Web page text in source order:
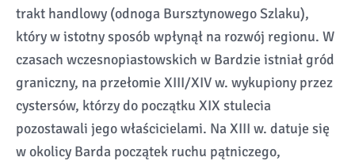
trakt handlowy (odnoga Bursztynowego Szlaku),
który w istotny sposób wpłynął na rozwój regionu. W
czasach wczesnopiastowskich w Bardzie istniał gród
graniczny, na przełomie XIII/XIV w. wykupiony przez
cystersów, którzy do początku XIX stulecia
pozostawali jego właścicielami. Na XIII w. datuje się
w okolicy Barda początek ruchu pątniczego,